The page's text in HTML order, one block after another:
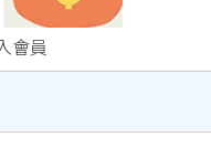
會員